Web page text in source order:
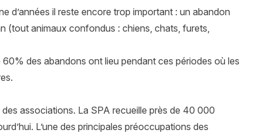
d’années il reste encore trop important : un abandon
(tout animaux confondus : chiens chats , furets,
des abandons ont lieu pendant ces périodes où les
associations. La SPA recueille près de 40 000
L’une des principales préoccupations des